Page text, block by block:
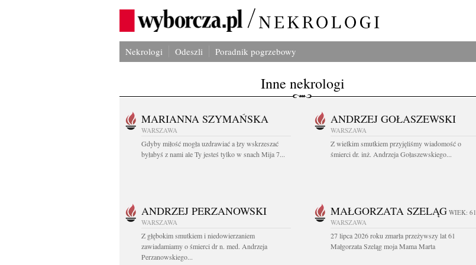
Nekrologi Odeszli Poradnik pogrzebowy
Inne nekrologi
MARIANNA SZYMAŃSKA
WARSZAWA
Gdyby miłość mogła uzdrawiać a łzy wskrzeszać
byłabyś z nami ale Ty jesteś tylko w snach Mija 7...
ANDRZEJ GOŁASZEWSKI
WARSZAWA
Z wielkim smutkiem przyjęliśmy wiadomość o
śmierci dr. inż. Andrzeja Gołaszewskiego...
ANDRZEJ PERZANOWSKI
WARSZAWA
Z głębokim smutkiem i niedowierzaniem
zawiadamiamy o śmierci dr n. med. Andrzeja
Perzanowskiego...
MAŁGORZATA SZELĄG WIEK: 61
WARSZAWA
27 lipca 2026 roku zmarła przeżywszy lat 61
Małgorzata Szeląg moja Mama Marta